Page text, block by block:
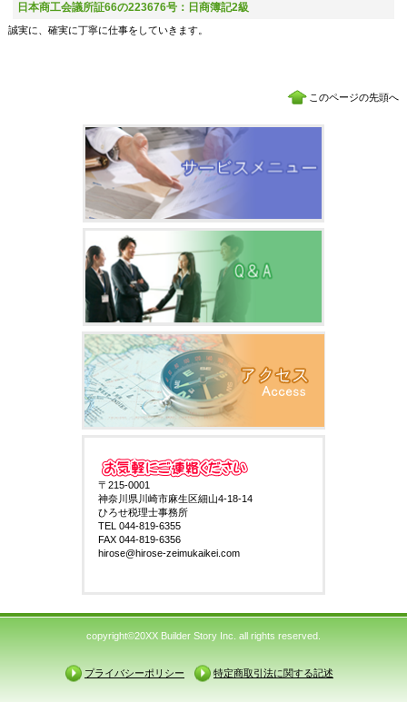
日本商工会議所証66の223676号：日商簿記2級
誠実に、確実に丁寧に仕事をしていきます。
このページの先頭へ
〒215-0001
神奈川県川崎市麻生区細山4-18-14
ひろせ税理士事務所
TEL 044-819-6355
FAX 044-819-6356
hirose@hirose-zeimukaikei.com
copyright©20XX Builder Story Inc. all rights reserved.
プライバシーポリシー 特定商取引法に関する記述